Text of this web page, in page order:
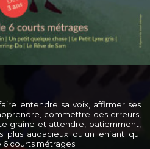
entendre sa voix, affirmer ses
commettre des erreurs,
graine et attendre, patiemment,
plus audacieux qu'un enfant qui
courts métrages.